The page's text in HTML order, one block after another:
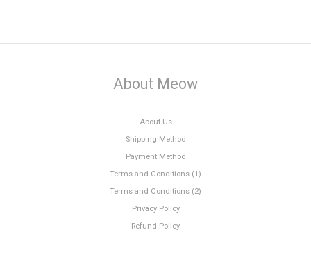
About Meow
About Us
Shipping Method
Payment Method
Terms and Conditions (1)
Terms and Conditions (2)
Privacy Policy
Refund Policy